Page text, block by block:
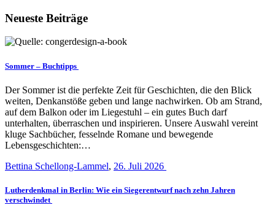
Neueste Beiträge
Sommer – Buchtipps
Der Sommer ist die perfekte Zeit für Geschichten, die den Blick
weiten, Denkanstöße geben und lange nachwirken. Ob am Strand,
auf dem Balkon oder im Liegestuhl – ein gutes Buch darf
unterhalten, überraschen und inspirieren. Unsere Auswahl vereint
kluge Sachbücher, fesselnde Romane und bewegende
Lebensgeschichten:…
Bettina Schellong-Lammel, 26. Juli 2026
Lutherdenkmal in Berlin: Wie ein Siegerentwurf nach zehn Jahren
verschwindet